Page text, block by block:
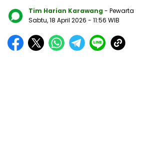
Tim Harian Karawang - Pewarta
Sabtu, 18 April 2026 - 11:56 WIB